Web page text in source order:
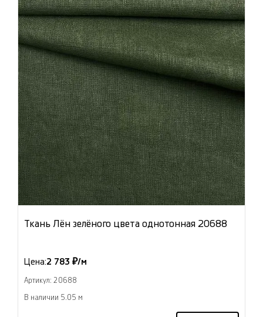
Ткань Лён зелёного цвета однотонная 20688
Цена:2 783 ₽/м
Артикул: 20688
В наличии 5.05 м